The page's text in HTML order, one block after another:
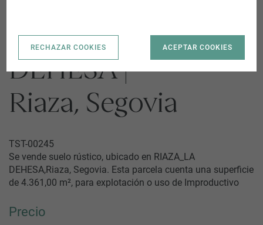
RIAZA_LA
DEHESA |
Riaza, Segovia
TST-00245
Se vende suelo rústico, ubicado en RIAZA_LA
DEHESA,Riaza, Segovia. Esta parcela cuenta una superficie
de 4.361,00 m², para explotación o uso de Improductivo
Precio
RECHAZAR COOKIES ACEPTAR COOKIES